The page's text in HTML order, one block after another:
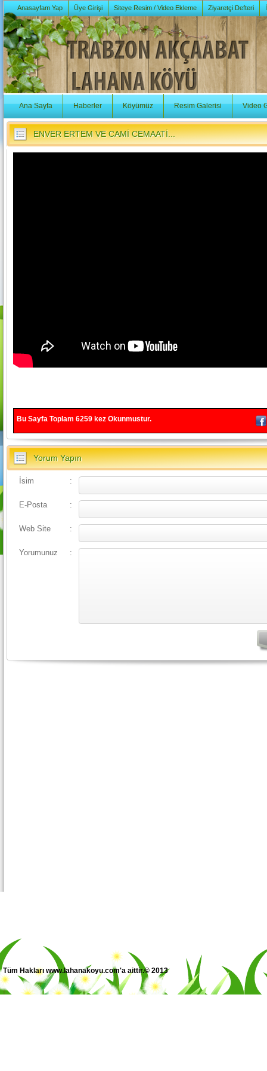
Anasayfam Yap Üye Girişi Siteye Resim / Video Ekleme Ziyaretçi Defteri
Ana Sayfa Haberler Köyümüz Resim Galerisi Video
ENVER ERTEM VE CAMİ CEMAATİ...
Bu Sayfa Toplam 6259kez Okunmustur.
Yorum Yapın
İsim :
E-Posta :
Web Site :
Yorumunuz :
Tüm Hakları www.lahanakoyu.com'a aittir.© 2013